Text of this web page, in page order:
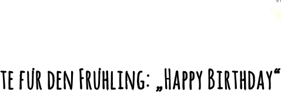
für den Frühling: „Happy Birthday“